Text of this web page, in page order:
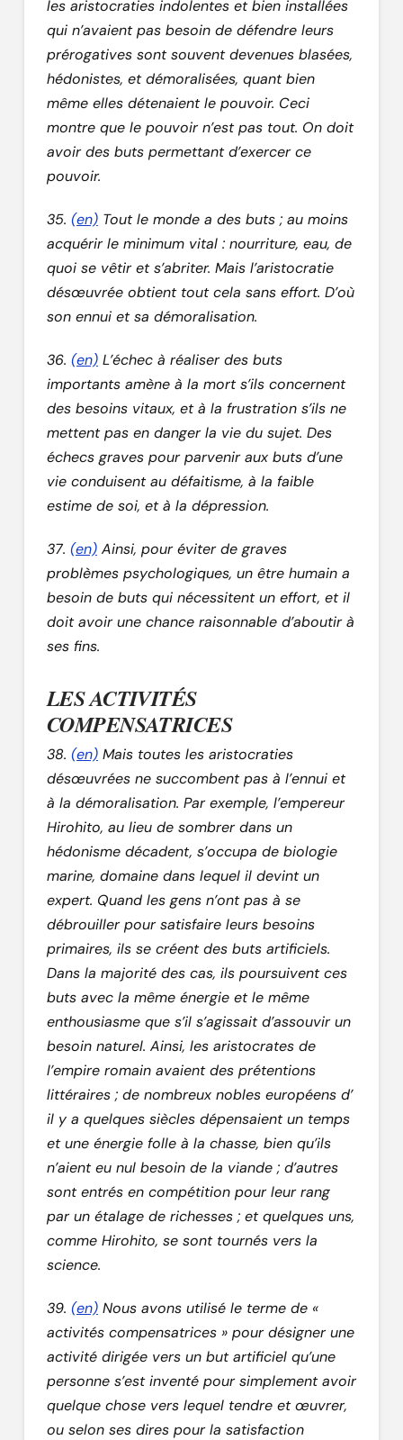
les aristocraties indolentes et bien installées
qui n’avaient pas besoin de défendre leurs
prérogatives sont souvent devenues blasées,
hédonistes, et démoralisées, quant bien
même elles détenaient le pouvoir. Ceci
montre que le pouvoir n’est pas tout. On doit
avoir des buts permettant d’exercer ce
pouvoir.
35. (en)Tout le monde a des buts ; au moins
acquérir le minimum vital : nourriture, eau, de
quoi se vêtir et s’abriter. Mais l’aristocratie
désœuvrée obtient tout cela sans effort. D’où
son ennui et sa démoralisation.
36. (en)L’échec à réaliser des buts
importants amène à la mort s’ils concernent
des besoins vitaux, et à la frustration s’ils ne
mettent pas en danger la vie du sujet. Des
échecs graves pour parvenir aux buts d’une
vie conduisent au défaitisme, à la faible
estime de soi, et à la dépression.
37. (en)Ainsi, pour éviter de graves
problèmes psychologiques, un être humain a
besoin de buts qui nécessitent un effort, et il
doit avoir une chance raisonnable d’aboutir à
ses fins.
LES ACTIVITÉS
COMPENSATRICES
38. (en)Mais toutes les aristocraties
désœuvrées ne succombent pas à l’ennui et
à la démoralisation. Par exemple, l’empereur
Hirohito, au lieu de sombrer dans un
hédonisme décadent, s’occupa de biologie
marine, domaine dans lequel il devint un
expert. Quand les gens n’ont pas à se
débrouiller pour satisfaire leurs besoins
primaires, ils se créent des buts artificiels.
Dans la majorité des cas, ils poursuivent ces
buts avec la même énergie et le même
enthousiasme que s’il s’agissait d’assouvir un
besoin naturel. Ainsi, les aristocrates de
l’empire romain avaient des prétentions
littéraires ; de nombreux nobles européens d’
il y a quelques siècles dépensaient un temps
et une énergie folle à la chasse, bien qu’ils
n’aient eu nul besoin de la viande ; d’autres
sont entrés en compétition pour leur rang
par un étalage de richesses ; et quelques uns,
comme Hirohito, se sont tournés vers la
science.
39. (en)Nous avons utilisé le terme de «
activités compensatrices » pour désigner une
activité dirigée vers un but artificiel qu’une
personne s’est inventé pour simplement avoir
quelque chose vers lequel tendre et œuvrer,
ou selon ses dires pour la satisfaction